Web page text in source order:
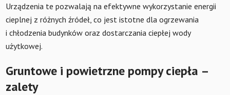
Urządzenia te pozwalają na efektywne wykorzystanie energii
cieplnej z różnych źródeł, co jest istotne dla ogrzewania
i chłodzenia budynków oraz dostarczania ciepłej wody
użytkowej.
Gruntowe i powietrzne pompy ciepła –
zalety